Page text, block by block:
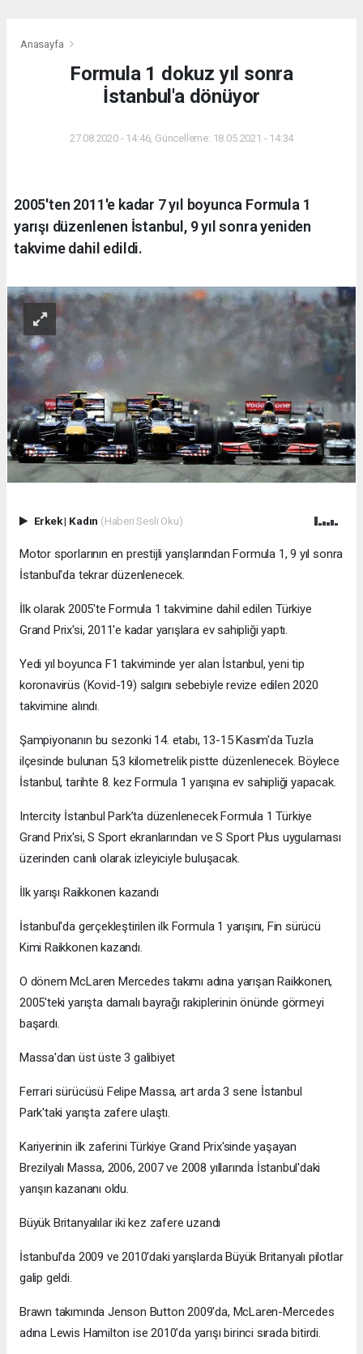
Anasayfa
Formula 1 dokuz yıl sonra
İstanbul'a dönüyor
27.08.2020 - 14:46, Güncelleme: 18.05.2021 - 14:34
2005'ten 2011'e kadar 7 yıl boyunca Formula 1
yarışı düzenlenen İstanbul, 9 yıl sonra yeniden
takvime dahil edildi.
Erkek| Kadın (Haberi Sesli Oku)
Motor sporlarının en prestijli yarışlarından Formula 1, 9 yıl sonra
İstanbul'da tekrar düzenlenecek.
İlk olarak 2005'te Formula 1 takvimine dahil edilen Türkiye
Grand Prix'si, 2011'e kadar yarışlara ev sahipliği yaptı.
Yedi yıl boyunca F1 takviminde yer alan İstanbul, yeni tip
koronavirüs (Kovid-19) salgını sebebiyle revize edilen 2020
takvimine alındı.
Şampiyonanın bu sezonki 14. etabı, 13-15 Kasım'da Tuzla
ilçesinde bulunan 5,3 kilometrelik pistte düzenlenecek. Böylece
İstanbul, tarihte 8. kez Formula 1 yarışına ev sahipliği yapacak.
Intercity İstanbul Park’ta düzenlenecek Formula 1 Türkiye
Grand Prix'si, S Sport ekranlarından ve S Sport Plus uygulaması
üzerinden canlı olarak izleyiciyle buluşacak.
İlk yarışı Raikkonen kazandı
İstanbul'da gerçekleştirilen ilk Formula 1 yarışını, Fin sürücü
Kimi Raikkonen kazandı.
O dönem McLaren Mercedes takımı adına yarışan Raikkonen,
2005'teki yarışta damalı bayrağı rakiplerinin önünde görmeyi
başardı.
Massa'dan üst üste 3 galibiyet
Ferrari sürücüsü Felipe Massa, art arda 3 sene İstanbul
Park'taki yarışta zafere ulaştı.
Kariyerinin ilk zaferini Türkiye Grand Prix'sinde yaşayan
Brezilyalı Massa, 2006, 2007 ve 2008 yıllarında İstanbul'daki
yarışın kazananı oldu.
Büyük Britanyalılar iki kez zafere uzandı
İstanbul'da 2009 ve 2010'daki yarışlarda Büyük Britanyalı pilotlar
galip geldi.
Brawn takımında Jenson Button 2009'da, McLaren-Mercedes
adına Lewis Hamilton ise 2010'da yarışı birinci sırada bitirdi.